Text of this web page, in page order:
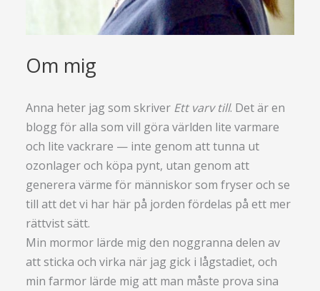
Om mig
Anna heter jag som skriver Ett varv till. Det är en
blogg för alla som vill göra världen lite varmare
och lite vackrare — inte genom att tunna ut
ozonlager och köpa pynt, utan genom att
generera värme för människor som fryser och se
till att det vi har här på jorden fördelas på ett mer
rättvist sätt.
Min mormor lärde mig den noggranna delen av
att sticka och virka när jag gick i lågstadiet, och
min farmor lärde mig att man måste prova sina